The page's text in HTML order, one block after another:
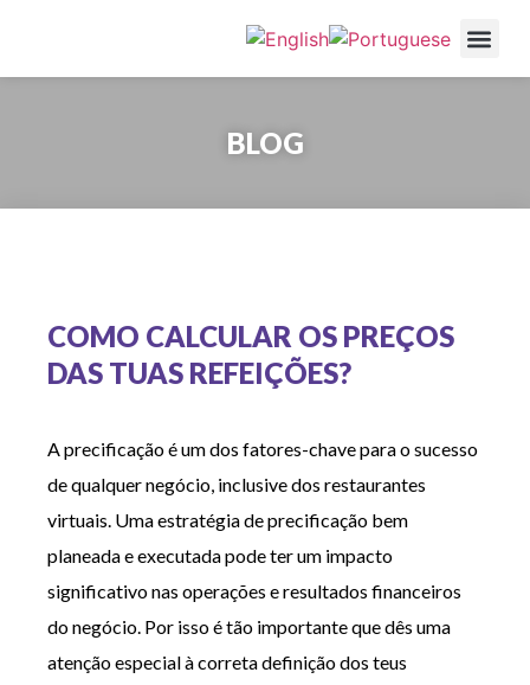
BLOG
COMO CALCULAR OS PREÇOS
DAS TUAS REFEIÇÕES?
A precificação é um dos fatores-chave para o sucesso
de qualquer negócio, inclusive dos restaurantes
virtuais. Uma estratégia de precificação bem
planeada e executada pode ter um impacto
significativo nas operações e resultados financeiros
do negócio. Por isso é tão importante que dês uma
atenção especial à correta definição dos teus